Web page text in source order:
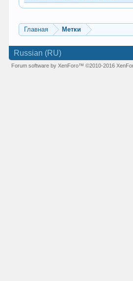
Главная Метки
Russian (RU)
Forum software by XenForo™©2010-2016